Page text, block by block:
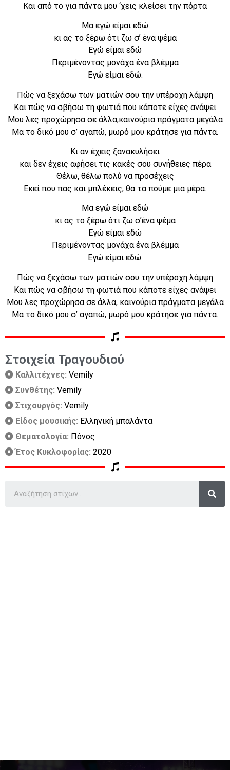
Και από το για πάντα μου ‘χεις κλείσει την πόρτα
Μα εγώ είμαι εδώ
κι ας το ξέρω ότι ζω σ’ ένα ψέμα
Εγώ είμαι εδώ
Περιμένοντας μονάχα ένα βλέμμα
Εγώ είμαι εδώ.
Πώς να ξεχάσω των ματιών σου την υπέροχη λάμψη
Και πώς να σβήσω τη φωτιά που κάποτε είχες ανάψει
Μου λες προχώρησα σε άλλα,καινούρια πράγματα μεγάλα
Μα το δικό μου σ’ αγαπώ, μωρό μου κράτησε για πάντα.
Κι αν έχεις ξανακυλήσει
και δεν έχεις αφήσει τις κακές σου συνήθειες πέρα
Θέλω, θέλω πολύ να προσέχεις
Εκεί που πας και μπλέκεις, θα τα πούμε μια μέρα.
Μα εγώ είμαι εδώ
κι ας το ξέρω ότι ζω σ’ένα ψέμα
Εγώ είμαι εδώ
Περιμένοντας μονάχα ένα βλέμμα
Εγώ είμαι εδώ.
Πώς να ξεχάσω των ματιών σου την υπέροχη λάμψη
Και πώς να σβήσω τη φωτιά που κάποτε είχες ανάψει
Μου λες προχώρησα σε άλλα, καινούρια πράγματα μεγάλα
Μα το δικό μου σ’ αγαπώ, μωρό μου κράτησε για πάντα.
Στοιχεία Τραγουδιού
Καλλιτέχνες: Vemily
Συνθέτης: Vemily
Στιχουργός: Vemily
Είδος μουσικής: Ελληνική μπαλάντα
Θεματολογία: Πόνος
Έτος Κυκλοφορίας: 2020